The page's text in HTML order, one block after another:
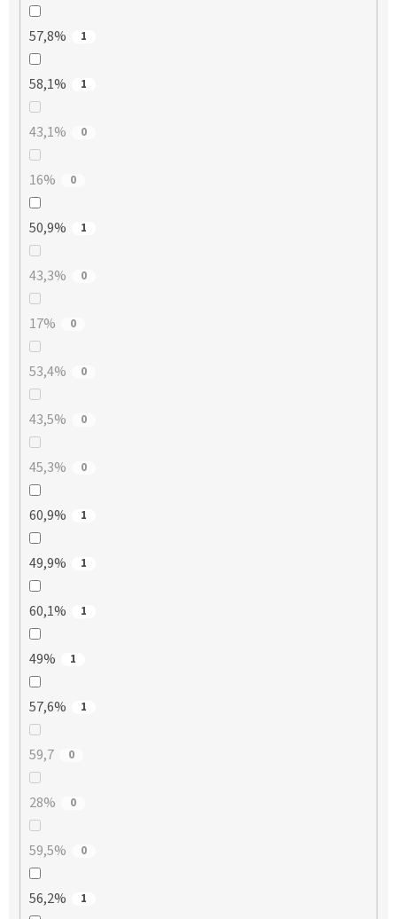
57,8% 1
58,1% 1
43,1% 0
16% 0
50,9% 1
43,3% 0
17% 0
53,4% 0
43,5% 0
45,3% 0
60,9% 1
49,9% 1
60,1% 1
49% 1
57,6% 1
59,7 0
28% 0
59,5% 0
56,2% 1